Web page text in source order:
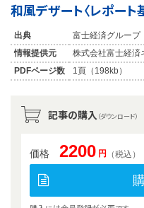
和風デザート〈レポート
出典
富士経済グループ
情報提供元
株式会社富士経済
PDFページ数
1頁（198kb）
記事の購入 （ダウンロード）
価格 2200 円 （税込）